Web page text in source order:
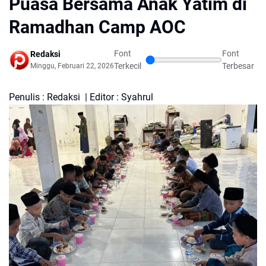
Ramadhan Camp AOC
Redaksi
Minggu, Februari 22, 2026
Font
Terkecil
Font
Terbesar
Penulis : Redaksi | Editor : Syahrul